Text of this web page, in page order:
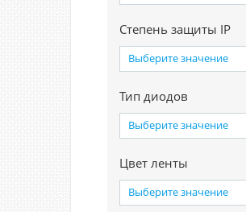
Степень защиты IP
Выберите значение
Тип диодов
Выберите значение
Цвет ленты
Выберите значение